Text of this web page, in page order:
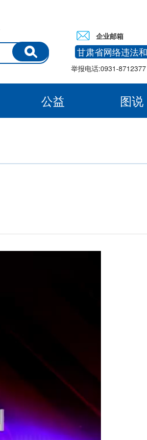
企业邮箱
甘肃省网络违法
举报电话:0931-
公益
图说